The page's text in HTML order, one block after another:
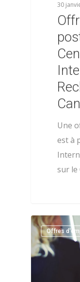
30
Une
est à
sur le
Offres